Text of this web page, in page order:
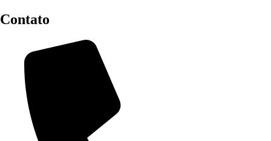
Contato